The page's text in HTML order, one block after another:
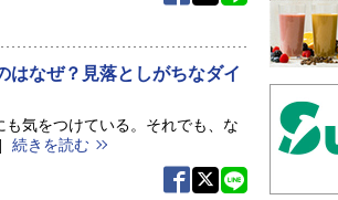
はなぜ？見落としがちなダイ
気をつけている。それでも、な
続きを読む